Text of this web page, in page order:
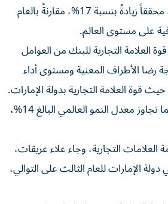
سجّل بنك أبوظبي التجاري ارتفاعاً ملحوظاً في قيمة علامته التجارية، التي بلغت 12.3 مليار درهم، محققاً زيادةً بنسبة 17%، مقارنةً بالعام
ضمن هذا التصنيف، ليحتل المرتبة 102، ويُعد مؤشر قوة العلامة التجارية للبنك من العوامل
رضا الأطراف المعنية ومستوى أداء
وتفوق البنك على معدل نمو قيمة العلامات التجارية المصرفية بدولة الإمارات، والذي بلغ 16%، كما تجاوز معدل النمو العالمي البالغ 14%،
التجارية، وجاء علاء عريقات،
الإمارات للعام الثالث على التوالي،